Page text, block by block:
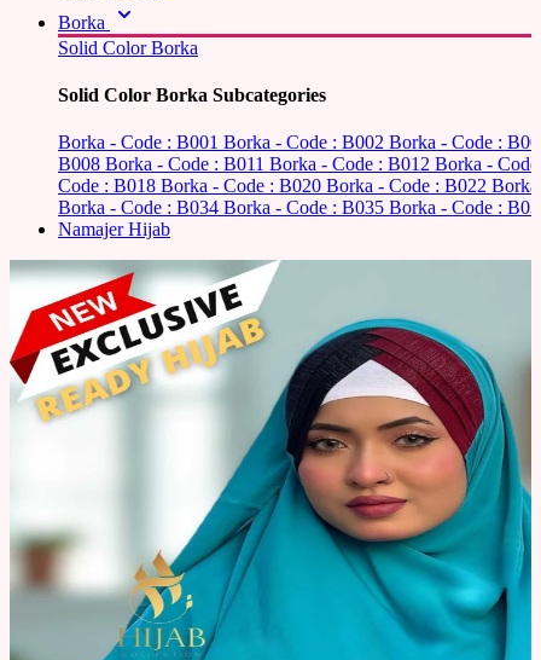
Borka
Solid Color Borka
Solid Color Borka Subcategories
Borka - Code : B001 Borka - Code : B002 Borka - Code :
B008 Borka - Code : B011 Borka - Code : B012 Borka -
Code : B018 Borka - Code : B020 Borka - Code : B022
Borka - Code : B034 Borka - Code : B035 Borka - Code :
Namajer Hijab